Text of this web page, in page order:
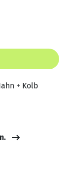
+ Kolb